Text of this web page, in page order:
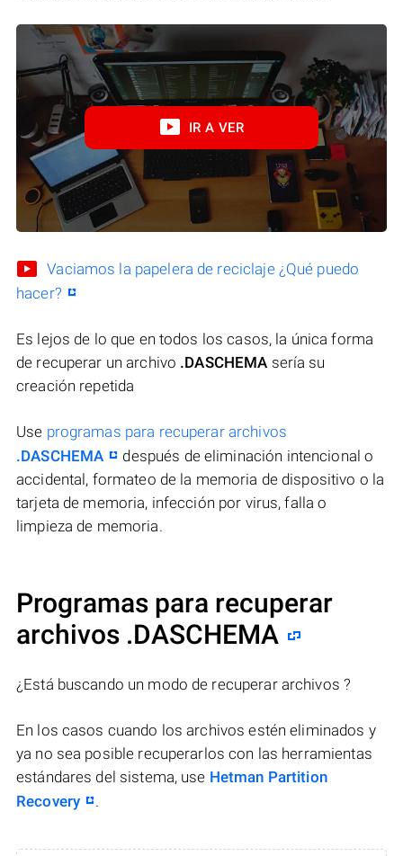
IR A VER
Vaciamos la papelera de reciclaje ¿Qué puedo
hacer?
Es lejos de lo que en todos los casos, la única forma
de recuperar un archivo .DASCHEMA sería su
creación repetida
Use programas para recuperar archivos
.DASCHEMA
después de eliminación intencional o
accidental, formateo de la memoria de dispositivo o la
tarjeta de memoria, infección por virus, falla o
limpieza de memoria.
Programas para recuperar
archivos .DASCHEMA
¿Está buscando un modo de recuperar archivos ?
En los casos cuando los archivos estén eliminados y
ya no sea posible recuperarlos con las herramientas
estándares del sistema, use Hetman Partition
Recovery
.